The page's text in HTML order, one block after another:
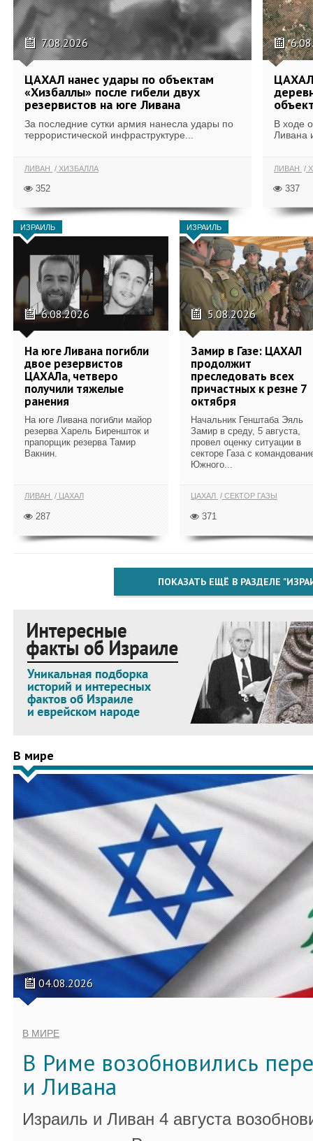
7.08.2026
ЦАХАЛ нанес удары по объектам
«Хизбаллы» после гибели двух
резервистов на юге Ливана
За последние сутки армия нанесла удары по
террористической инфраструктуре...
ЛИВАН ХИЗБАЛЛА
352
В ходе
Ливана
ЛИВАН
337
ИЗРАИЛЬ
6.08.2026
На юге Ливана погибли
двое резервистов
ЦАХАЛа, четверо
получили тяжелые
ранения
На юге Ливана погибли майор
резерва Харель Биреншток и
прапорщик резерва Тамир
Вакнин.
ЛИВАН ЦАХАЛ
287
ИЗРАИЛЬ
5.08.2026
Замир в Газе: ЦАХАЛ
продолжит
преследовать всех
причастных к резне 7
октября
Начальник Генштаба Эяль
Замир в среду, 5 августа,
провел оценку ситуации в
секторе Газа с
Южного...
ЦАХАЛ СЕКТОР ГАЗЫ
371
ПОКАЗАТЬ ЕЩЁ В РАЗДЕЛЕ
В мире
04.08.2026
В МИРЕ
В Риме возобновились
и Ливана
Израиль и Ливан 4 августа